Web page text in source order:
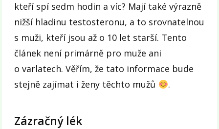
kteří spí sedm hodin a víc? Mají také výrazně
nižší hladinu testosteronu, a to srovnatelnou
s muži, kteří jsou až o 10 let starší. Tento
článek není primárně pro muže ani
o varlatech. Věřím, že tato informace bude
stejně zajímat i ženy těchto mužů
.
Zázračný lék